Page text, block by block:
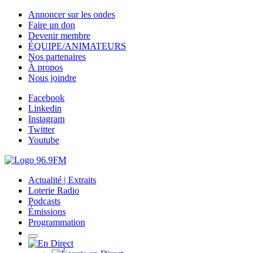
Annoncer sur les ondes
Faire un don
Devenir membre
ÉQUIPE/ANIMATEURS
Nos partenaires
À propos
Nous joindre
Facebook
Linkedin
Instagram
Twitter
Youtube
Actualité | Extraits
Loterie Radio
Podcasts
Émissions
Programmation